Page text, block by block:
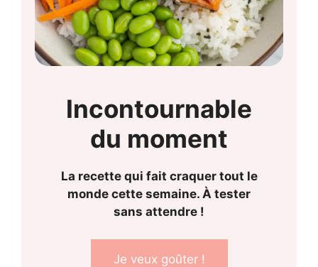
Incontournable
du moment
La recette qui fait craquer tout le
monde cette semaine. À tester
sans attendre !
Je veux goûter !